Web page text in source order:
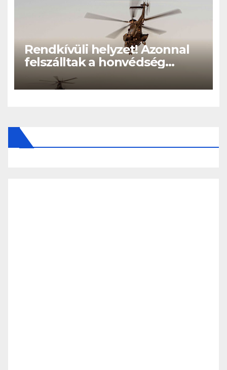
Rendkívüli helyzet! Azonnal
felszálltak a honvédség
helikopterei, óriási a baj
Magyarországon! – Kiadták a